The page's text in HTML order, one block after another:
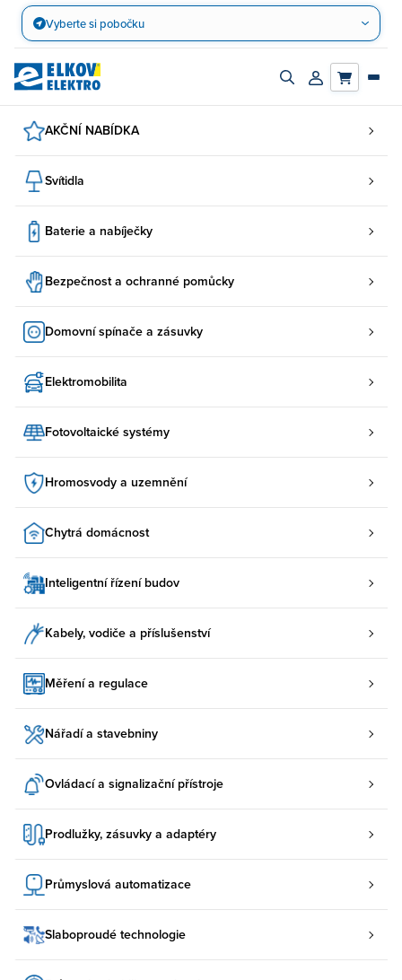
Přejít
obsah
Vyberte si pobočku
Zapnout/vypnout
Přihlásit/
AKČNÍ NABÍDKA
Svítidla
Baterie a nabíječky
Bezpečnost a ochranné pomůcky
Domovní spínače a zásuvky
Elektromobilita
Fotovoltaické systémy
Hromosvody a uzemnění
Chytrá domácnost
Inteligentní řízení budov
Kabely, vodiče a příslušenství
Měření a regulace
Nářadí a stavebniny
Ovládací a signalizační přístroje
Prodlužky, zásuvky a adaptéry
Průmyslová automatizace
Slaboproudé technologie